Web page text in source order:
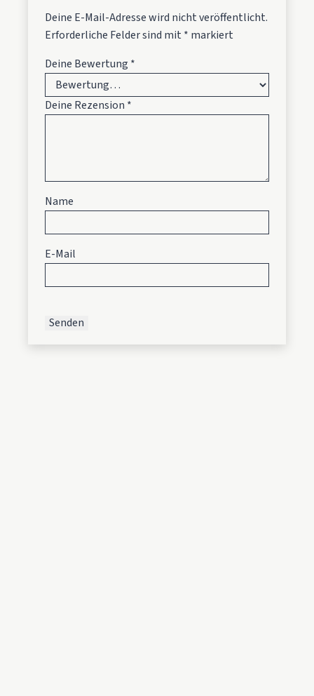
Deine E-Mail-Adresse wird nicht veröffentlicht.
Erforderliche Felder sind mit * markiert
Deine Bewertung *
Deine Rezension *
Name
E-Mail